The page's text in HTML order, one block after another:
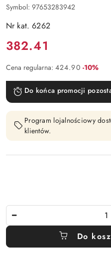
Symbol: 97653283942
Nr kat. 6262
Cena:
382.41
Cena regularna: 424.90 Rabat:
-10%
Do końca promocji
Program lojalnościowy
klientów.
Do